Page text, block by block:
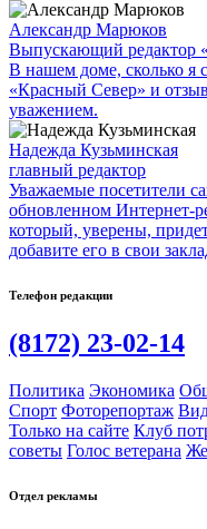
Александр Марюков
Выпускающий редактор
В нашем доме, сколько я
«Красный Север» и
уважением.
Надежда Кузьминская
главный редактор
Уважаемые посетители
обновленном Интернет-
который, уверены,
добавите его в свои
Телефон редакции
(8172) 23-02-14
Политика Экономика
Спорт Фоторепортаж
Только на сайте Клуб
советы Голос ветерана
Отдел рекламы